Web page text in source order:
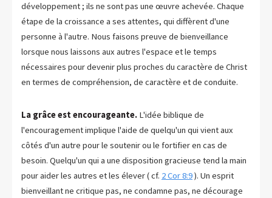
développement ; ils ne sont pas une œuvre achevée. Chaque
étape de la croissance a ses attentes, qui diffèrent d'une
personne à l'autre. Nous faisons preuve de bienveillance
lorsque nous laissons aux autres l'espace et le temps
nécessaires pour devenir plus proches du caractère de Christ
en termes de compréhension, de caractère et de conduite.
La grâce est encourageante. L'idée biblique de
l'encouragement implique l'aide de quelqu'un qui vient aux
côtés d'un autre pour le soutenir ou le fortifier en cas de
besoin. Quelqu'un qui a une disposition gracieuse tend la main
pour aider les autres et les élever ( cf. 2 Cor 8:9). Un esprit
bienveillant ne critique pas, ne condamne pas, ne décourage